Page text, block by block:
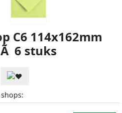
C6 114x162mm
6 stuks
shops: